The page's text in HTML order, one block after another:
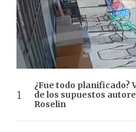
¿Fue todo planificado?
de los supuestos
Roselin